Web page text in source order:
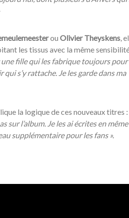
ou Olivier Theyskens,
les tissus avec la même
une fille qui les fabrique toujours pour
s’y rattache. Je les garde dans ma
la logique de ces nouveaux titres :
sur l’album. Je les ai écrites en m
supplémentaire pour les fans ».